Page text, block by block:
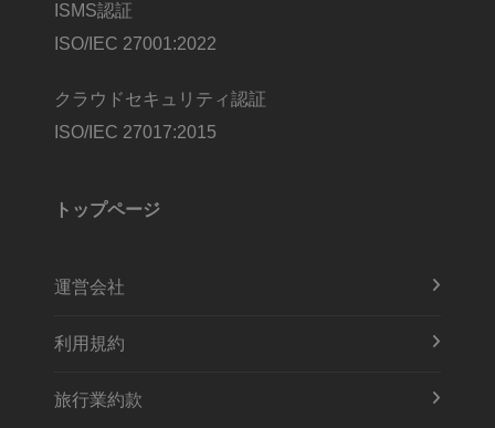
ISMS認証
ISO/IEC 27001:2022
クラウドセキュリティ認証
ISO/IEC 27017:2015
トップページ
運営会社
利用規約
旅行業約款